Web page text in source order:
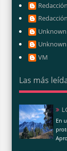
Unknown
Unknown
VM
Las más
En